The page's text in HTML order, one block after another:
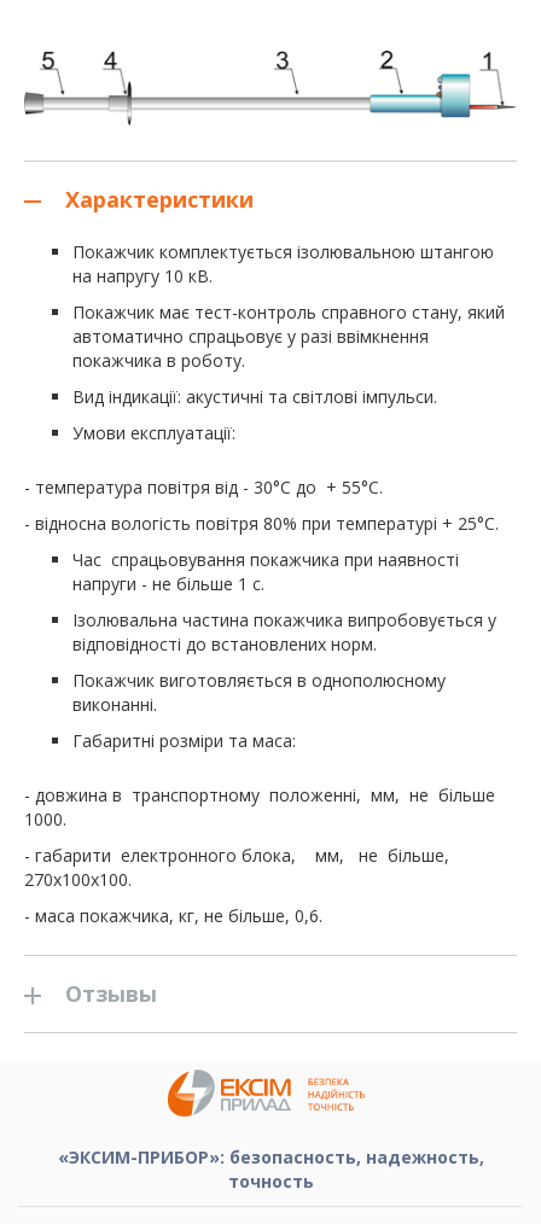
Характеристики
Покажчик комплектується ізолювальною штангою
на напругу 10 кВ.
Покажчик має тест-контроль справного стану, який
автоматично спрацьовує у разі ввімкнення
покажчика в роботу.
Вид індикації: акустичні та світлові імпульси.
Умови експлуатації:
- температура повітря від - 30°С до + 55°С.
- відносна вологість повітря 80% при температурі + 25°С.
Час спрацьовування покажчика при наявності
напруги - не більше 1 с.
Ізолювальна частина покажчика випробовується у
відповідності до встановлених норм.
Покажчик виготовляється в однополюсному
виконанні.
Габаритні розміри та маса:
- довжина в транспортному положенні, мм, не більше
1000.
- габарити електронного блока, мм, не більше,
270х100х100.
- маса покажчика, кг, не більше, 0,6.
Отзывы
«ЭКСИМ-ПРИБОР»: безопасность, надежность,
точность